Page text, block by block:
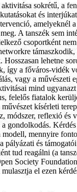
sokrétű, a
és
amelyeknél
A tanszék sem
csoportként
támaszkodik,
Hosszasan lehetne
így a főváros-vidék
vagy a művészeti
mind
felelős fiatalok
kísérleti
módszer, reflexió és
gondolkodás.
mennyire
pályázati és
tud reagálni (a
Society
el ezen